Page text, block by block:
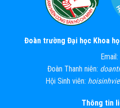
Đoàn trường Đại học Khoa
Email:
Đoàn Thanh niên:
Hội Sinh viên:
Thông tin